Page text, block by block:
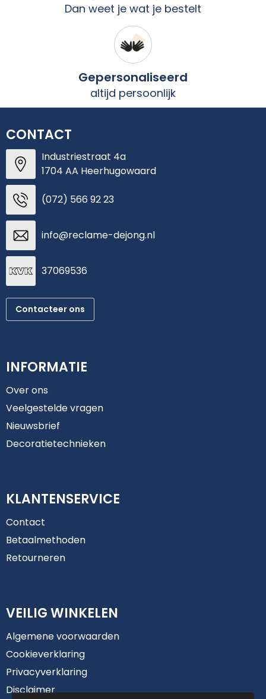
Dan weet je wat je bestelt
Gepersonaliseerd
altijd persoonlijk
CONTACT
Industriestraat 4a
1704 AA Heerhugowaard
(072) 566 92 23
info@reclame-dejong.nl
37069536
Contacteer ons
INFORMATIE
Over ons
Veelgestelde vragen
Nieuwsbrief
Decoratietechnieken
KLANTENSERVICE
Contact
Betaalmethoden
Retourneren
VEILIG WINKELEN
Algemene voorwaarden
Cookieverklaring
Privacyverklaring
Disclaimer